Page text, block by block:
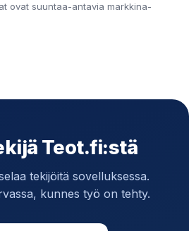
ovat suuntaa-antavia markkina-
Teot.fi:stä
tekijöitä sovelluksessa.
kunnes työ on tehty.